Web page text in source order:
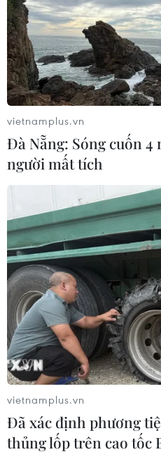
vietnamplus.vn
Đà Nẵng: Sóng cuốn 4
người mất tích
vietnamplus.vn
Đã xác định phương
thủng lốp trên cao tốc